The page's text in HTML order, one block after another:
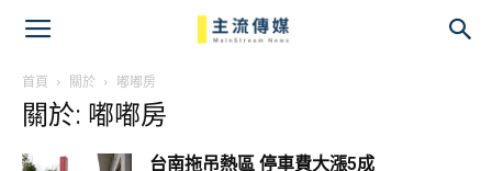
首頁 關於 嘟嘟房
關於: 嘟嘟房
台南拖吊熱區 停車費大漲5成